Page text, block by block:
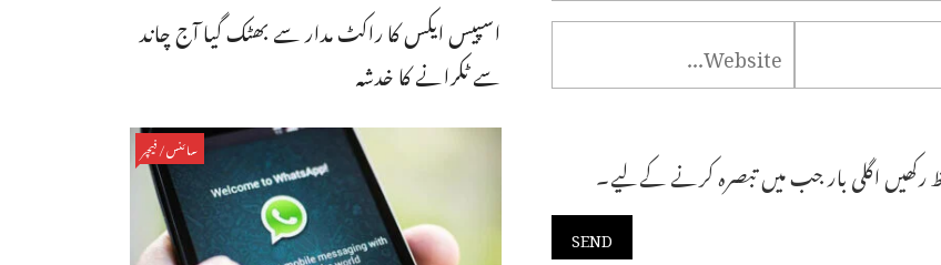
اگلی بار جب میں تبصرہ کرنے کےلیے۔
اسپیس ایکس کا راکٹ مدار سے بھٹک گیا آج چاند
سے ٹکرانے کا خدشہ
سائنس/فیچر